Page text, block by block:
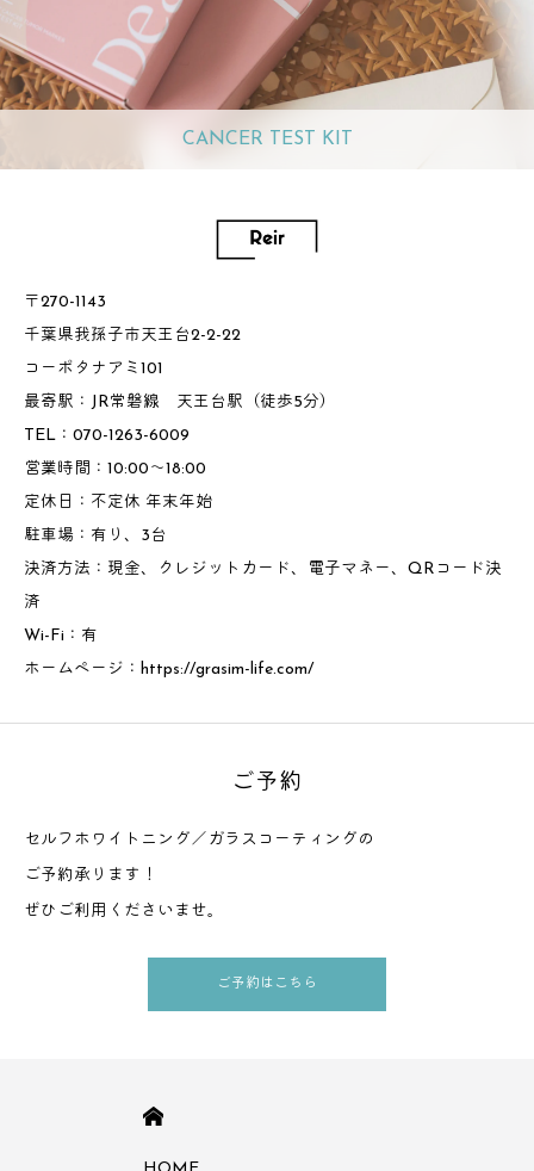
CANCER TEST KIT
〒270-1143
千葉県我孫子市天王台2-2-22
コーポタナアミ101
最寄駅：JR常磐線 天王台駅（徒歩5分）
TEL：070-1263-6009
営業時間：10:00～18:00
定休日：不定休 年末年始
駐車場：有り、3台
決済方法：現金、クレジットカード、電子マネー、QRコード決
済
Wi-Fi：有
ホームページ： https://grasim-life.com/
ご予約
セルフホワイトニング／ガラスコーティングの
ご予約承ります！
ぜひご利用くださいませ。
ご予約はこちら